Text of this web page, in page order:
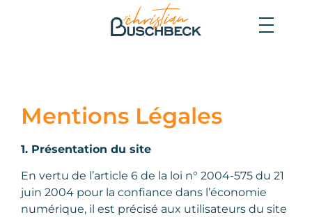
Mentions Légales
1. Présentation du site
En vertu de l’article 6 de la loi n° 2004-575 du 21
juin 2004 pour la confiance dans l’économie
numérique, il est précisé aux utilisateurs du site